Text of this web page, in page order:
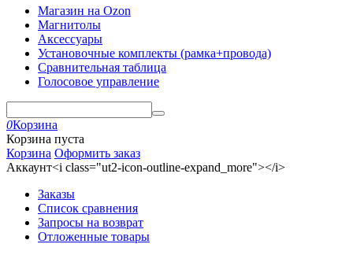
Магазин на Ozon
Магнитолы
Аксессуары
Установочные комплекты (рамка+провода)
Сравнительная таблица
Голосовое управление
0Корзина
Корзина пуста
Корзина Оформить заказ
Аккаунт<i class="ut2-icon-outline-expand_more"></i>
Заказы
Список сравнения
Запросы на возврат
Отложенные товары